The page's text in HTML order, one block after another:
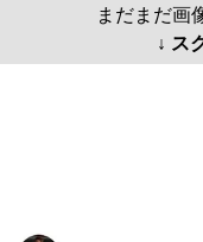
まだまだ画
↓ ス